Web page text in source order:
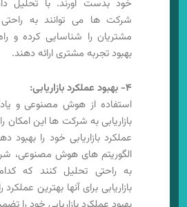
خود بدست آورند. با تحلیل
شرکت ها می توانند به راحتی
مشتریان را شناسایی کرده و
بهبود تجربه مشتری ارائه دهند.
۴- بهبود عملکرد بازاریابی:
استفاده از هوش مصنوعی و
بازاریابی به شرکت ها این امکان
عملکرد بازاریابی خود را بهبود
الگوریتم های هوش مصنوعی،
به راحتی تحلیل کنند که
بازاریابی برای آنها بهترین عملکرد